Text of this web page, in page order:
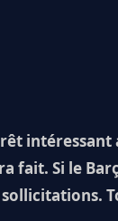
intéressant
fait. Si le
sollicitations.